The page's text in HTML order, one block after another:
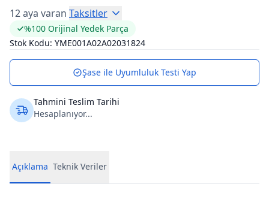
12 aya varan Taksitler
%100 Orijinal Yedek Parça
Stok Kodu: YME001A02A02031824
Şase ile Uyumluluk Testi Yap
Tahmini Teslim Tarihi
Hesaplanıyor...
Açıklama Teknik Veriler